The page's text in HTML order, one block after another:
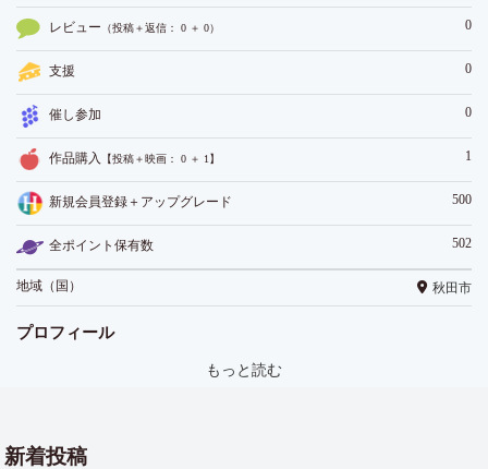
レビュー （投稿＋返信： 0 ＋ 0） 0
支援 0
催し参加 0
作品購入 【投稿＋映画： 0 ＋ 1】 1
新規会員登録＋アップグレード 500
全ポイント保有数 502
地域（国） 秋田市
プロフィール
もっと読む
新着投稿